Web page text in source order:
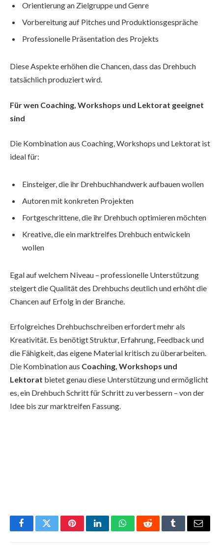
Orientierung an Zielgruppe und Genre
Vorbereitung auf Pitches und Produktionsgespräche
Professionelle Präsentation des Projekts
Diese Aspekte erhöhen die Chancen, dass das Drehbuch
tatsächlich produziert wird.
Für wen Coaching, Workshops und Lektorat geeignet
sind
Die Kombination aus Coaching, Workshops und Lektorat ist
ideal für:
Einsteiger, die ihr Drehbuchhandwerk aufbauen wollen
Autoren mit konkreten Projekten
Fortgeschrittene, die ihr Drehbuch optimieren möchten
Kreative, die ein marktreifes Drehbuch entwickeln
wollen
Egal auf welchem Niveau – professionelle Unterstützung
steigert die Qualität des Drehbuchs deutlich und erhöht die
Chancen auf Erfolg in der Branche.
Erfolgreiches Drehbuchschreiben erfordert mehr als
Kreativität. Es benötigt Struktur, Erfahrung, Feedback und
die Fähigkeit, das eigene Material kritisch zu überarbeiten.
Die Kombination aus Coaching, Workshops und
Lektorat bietet genau diese Unterstützung und ermöglicht
es, ein Drehbuch Schritt für Schritt zu verbessern – von der
Idee bis zur marktreifen Fassung.
FacebookTwitterPinterestLinkedInWhatsAppRedditTumblrEmail